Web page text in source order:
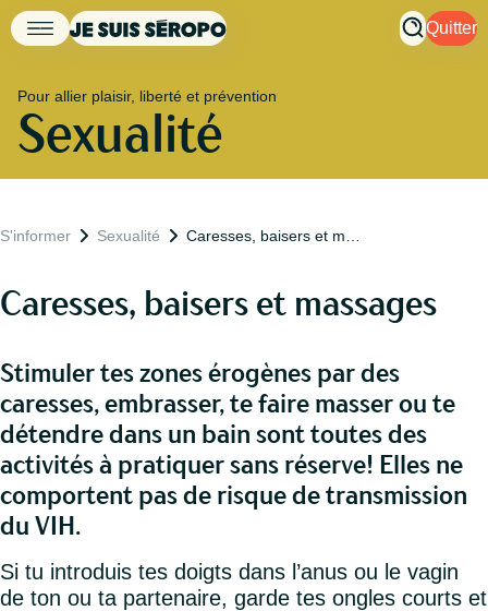
Quitter
Pour allier plaisir, liberté et prévention
Sexualité
S'informer Sexualité
Caresses, baisers et massages
Stimuler tes zones érogènes par des
caresses, embrasser, te faire masser ou te
détendre dans un bain sont toutes des
activités à pratiquer sans réserve! Elles ne
comportent pas de risque de transmission
du VIH.
Si tu introduis tes doigts dans l’anus ou le vagin
de ton ou ta partenaire, garde tes ongles courts et